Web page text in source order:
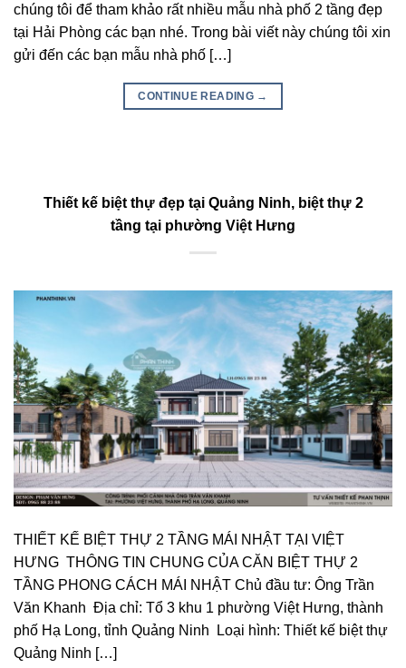
chúng tôi để tham khảo rất nhiều mẫu nhà phố 2 tầng đẹp
tại Hải Phòng các bạn nhé. Trong bài viết này chúng tôi xin
gửi đến các bạn mẫu nhà phố […]
CONTINUE READING →
Thiết kế biệt thự đẹp tại Quảng Ninh, biệt thự 2
tầng tại phường Việt Hưng
THIẾT KẾ BIỆT THỰ 2 TẦNG MÁI NHẬT TẠI VIỆT
HƯNG THÔNG TIN CHUNG CỦA CĂN BIỆT THỰ 2
TẦNG PHONG CÁCH MÁI NHẬT Chủ đầu tư: Ông Trần
Văn Khanh Địa chỉ: Tổ 3 khu 1 phường Việt Hưng, thành
phố Hạ Long, tỉnh Quảng Ninh Loại hình: Thiết kế biệt thự
Quảng Ninh […]